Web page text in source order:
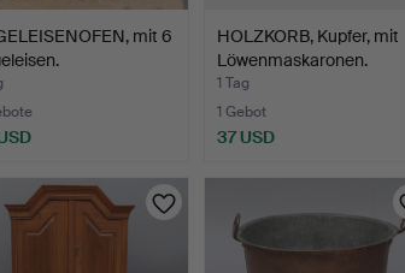
mit 6
HOLZKORB, Kupfer, mit
Löwenmaskaronen.
1 Tag
1 Gebot
37 USD